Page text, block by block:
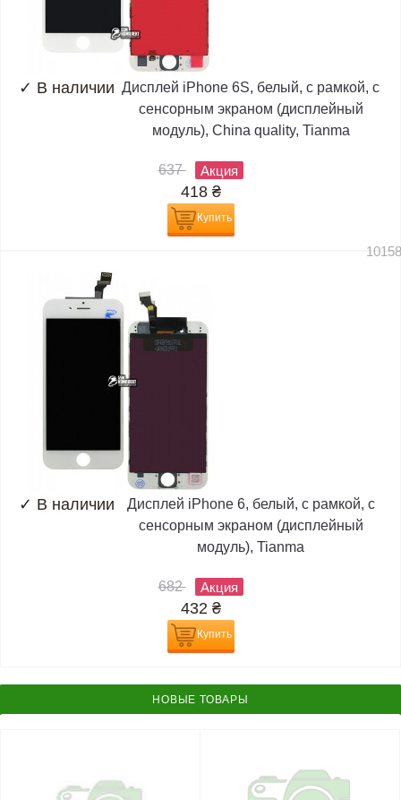
✓ В наличии Дисплей iPhone 6S, белый, с рамкой, с
сенсорным экраном (дисплейный
модуль), China quality, Tianma
637 Акция
418 ₴
Купить
✓ В наличии
Дисплей iPhone 6, белый, с рамкой, с
сенсорным экраном (дисплейный
модуль), Tianma
682 Акция
432 ₴
Купить
НОВЫЕ ТОВАРЫ